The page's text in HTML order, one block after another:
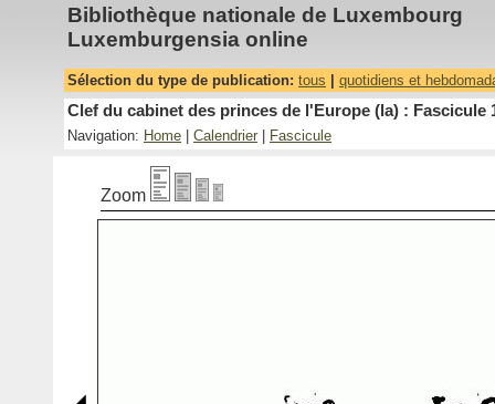
Bibliothèque nationale de Luxembourg
Luxemburgensia online
Sélection du type de publication: tous quotidiens et
Clef du cabinet des princes de l'Europe (la) : Fascicule
Navigation: Home Calendrier Fascicule
Zoom